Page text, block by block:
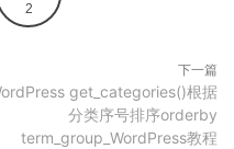
2
下一篇
get_categories()根据
分类序号排序orderby
term_group_WordPress教程